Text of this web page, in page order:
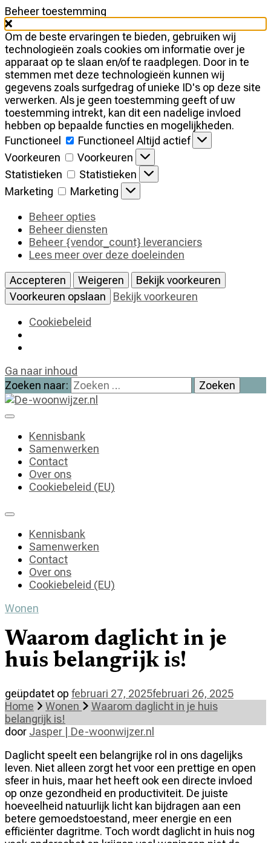
Beheer toestemming
Om de beste ervaringen te bieden, gebruiken wij
technologieën zoals cookies om informatie over je
apparaat op te slaan en/of te raadplegen. Door in te
stemmen met deze technologieën kunnen wij
gegevens zoals surfgedrag of unieke ID's op deze site
verwerken. Als je geen toestemming geeft of uw
toestemming intrekt, kan dit een nadelige invloed
hebben op bepaalde functies en mogelijkheden.
Functioneel
Functioneel Altijd actief
Voorkeuren
Voorkeuren
Statistieken
Statistieken
Marketing
Marketing
Beheer opties
Beheer diensten
Beheer {vendor_count} leveranciers
Lees meer over deze doeleinden
Accepteren
Weigeren
Bekijk voorkeuren
Voorkeuren opslaan
Bekijk voorkeuren
Cookiebeleid
Ga naar inhoud
Zoeken naar:
Kennisbank
Samenwerken
Contact
Over ons
Cookiebeleid (EU)
Kennisbank
Samenwerken
Contact
Over ons
Cookiebeleid (EU)
Wonen
Waarom daglicht in je
huis belangrijk is!
geüpdatet op februari 27, 2025februari 26, 2025
Home
Wonen
Waarom daglicht in je huis
belangrijk is!
door Jasper | De-woonwijzer.nl
Daglicht speelt een belangrijke rol in ons dagelijks
leven. Niet alleen zorgt het voor een prettige en open
sfeer in huis, maar het heeft ook een directe invloed
op onze gezondheid en productiviteit. De juiste
hoeveelheid natuurlijk licht kan bijdragen aan een
betere gemoedstoestand, meer energie en een
efficiënter dagritme. Toch wordt daglicht in huis nog